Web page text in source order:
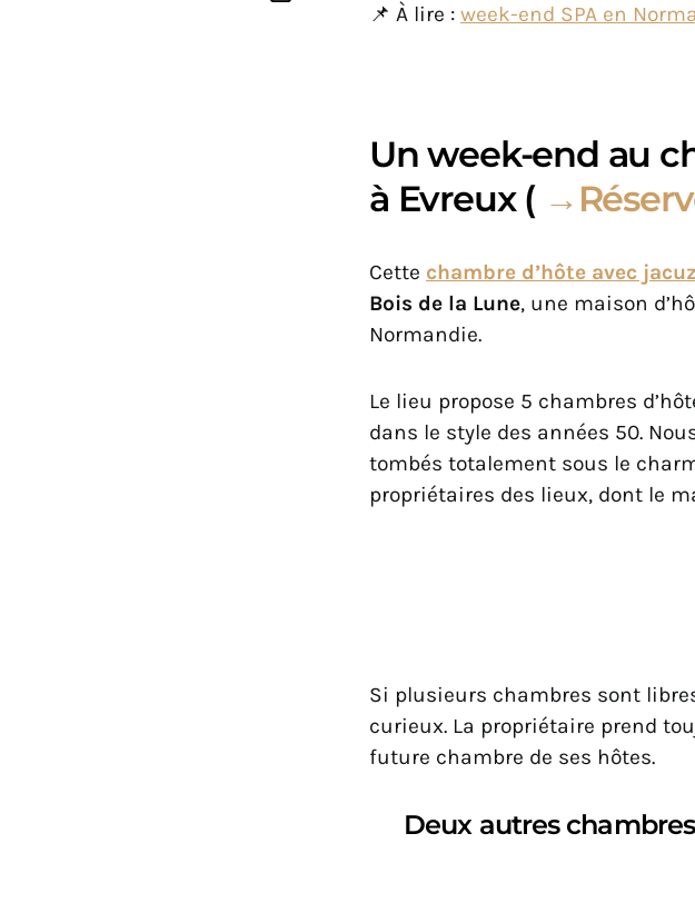
📌 À lire : week-end SPA en
Un week-end au
à Evreux (
Cette chambre d’hôte avec
Bois de la Lune, une maison
Normandie.
Le lieu propose 5 chambres
dans le style des années 50.
tombés totalement sous le
propriétaires des lieux, dont le
Si plusieurs chambres sont
curieux. La propriétaire prend
future chambre de ses hôtes.
Deux autres